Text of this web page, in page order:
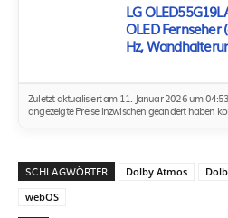
LG
OLED
Hz,
Zuletzt aktualisiert am 11. Januar 2026 um
angezeigte Preise inzwischen geändert haben
SCHLAGWÖRTER Dolby Atmos
webOS